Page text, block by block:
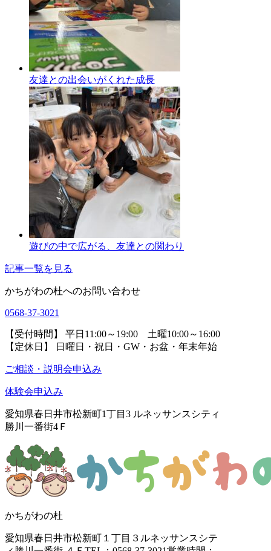
友達との出会いがくれた成長
遊びの中で広がる、友達との関わり
記事一覧を見る
かちがわの杜へのお問い合わせ
0568-37-3021
【受付時間】 平日11:00～19:00 土曜10:00～16:00
【定休日】 日曜日・祝日・GW・お盆・年末年始
ご相談・説明会申込み
体験会申込み
愛知県春日井市松新町1丁目3 ルネッサンスシティ
勝川一番街4Ｆ
かちがわの杜
愛知県春日井市松新町１丁目３ ルネッサンスシテ